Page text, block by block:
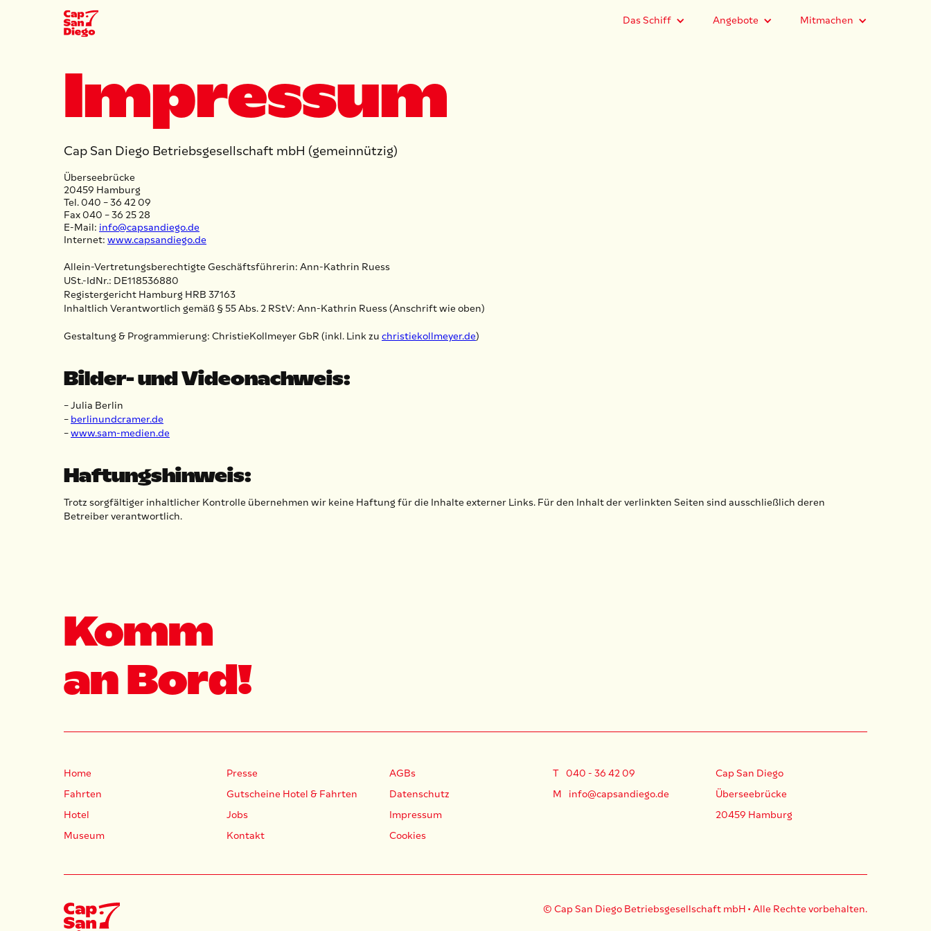
Das Schiff Angebote Mitmachen
Impressum
Cap San Diego Betriebsgesellschaft mbH (gemeinnützig)
Überseebrücke
20459 Hamburg
Tel. 040 – 36 42 09
Fax 040 – 36 25 28
E-Mail: info@capsandiego.de
Internet: www.capsandiego.de
Allein-Vertretungsberechtigte Geschäftsführerin: Ann-Kathrin Ruess
USt.-IdNr.: DE118536880
Registergericht Hamburg HRB 37163
Inhaltlich Verantwortlich gemäß § 55 Abs. 2 RStV: Ann-Kathrin Ruess (Anschrift wie oben)
Gestaltung & Programmierung: ChristieKollmeyer GbR (inkl. Link zu christiekollmeyer.de)
Bilder- und Videonachweis:
– Julia Berlin
– berlinundcramer.de
–www.sam-medien.de
Haftungshinweis:
Trotz sorgfältiger inhaltlicher Kontrolle übernehmen wir keine Haftung für die Inhalte externer Links. Für den Inhalt der verlinkten Seiten sind ausschließlich deren
Betreiber verantwortlich.
Komm
an Bord!
Home
Fahrten
Hotel
Museum
Presse
Gutscheine Hotel & Fahrten
Jobs
Kontakt
AGBs
Datenschutz
Impressum
Cookies
T
040 - 36 42 09
M
info@capsandiego.de
Cap San Diego
Überseebrücke
20459 Hamburg
© Cap San Diego Betriebsgesellschaft mbH • Alle Rechte vorbehalten.